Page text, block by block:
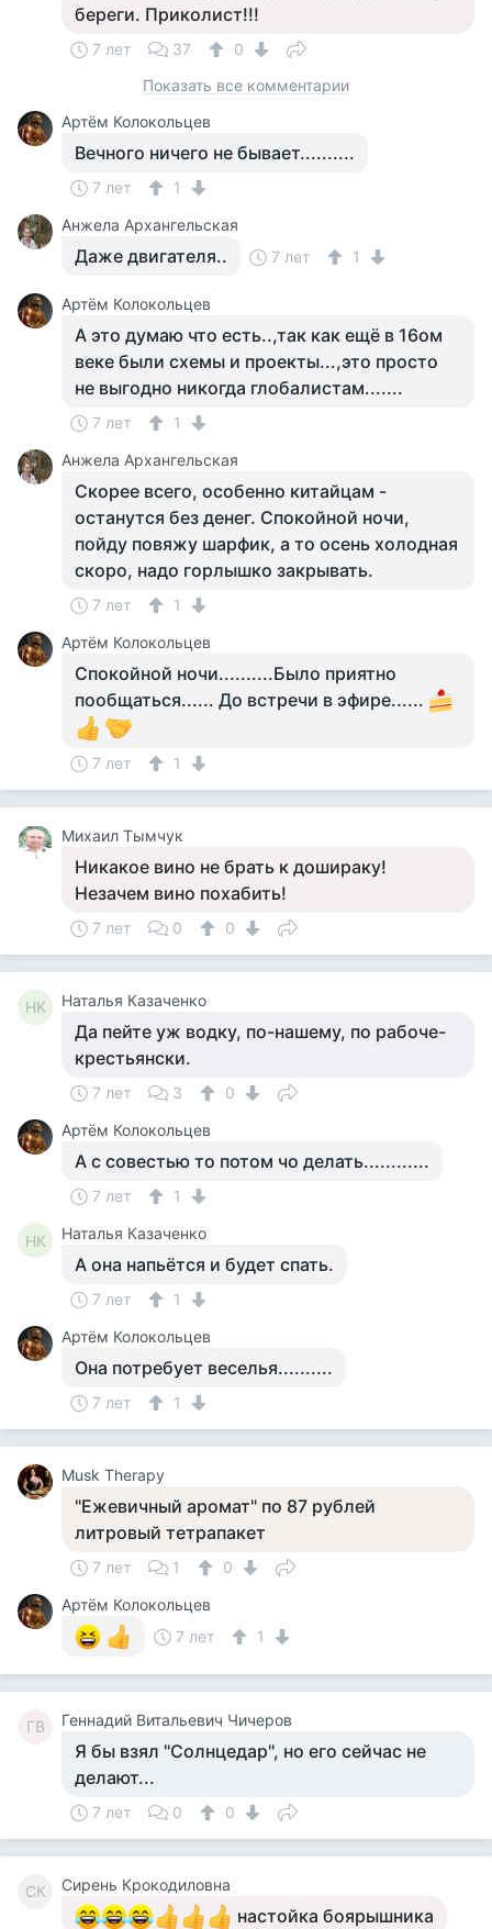
береги. Приколист!!!
7 лет 37
0
Показать все комментарии
Артём Колокольцев
Вечного ничего не бывает..........
7 лет
1
Анжела Архангельская
Даже двигателя.. 7 лет 1
Артём Колокольцев
А это думаю что есть..,так как ещё в 16ом
веке были схемы и проекты...,это просто
не выгодно никогда глобалистам.......
7 лет
1
Анжела Архангельская
Скорее всего, особенно китайцам -
останутся без денег. Спокойной ночи,
пойду повяжу шарфик, а то осень холодная
скоро, надо горлышко закрывать.
7 лет
1
Артём Колокольцев
Спокойной ночи..........Было приятно
пообщаться...... До встречи в эфире......
7 лет 1
Михаил Тымчук
Никакое вино не брать к дошираку!
Незачем вино похабить!
7 лет 0 0
НК Наталья Казаченко
Да пейте уж водку, по-нашему, по рабоче-
крестьянски.
7 лет 3
0
Артём Колокольцев
А с совестью то потом чо делать............
7 лет 1
НК Наталья Казаченко
А она напьётся и будет спать.
7 лет
1
Артём Колокольцев
Она потребует веселья..........
7 лет 1
Musk Therapy
"Ежевичный аромат" по 87 рублей
литровый тетрапакет
7 лет 1
0
Артём Колокольцев
7 лет
1
ГВ Геннадий Витальевич Чичеров
Я бы взял "Солнцедар", но его сейчас не
делают...
7 лет 0 0
СК Сирень Крокодиловна
настойка боярышника